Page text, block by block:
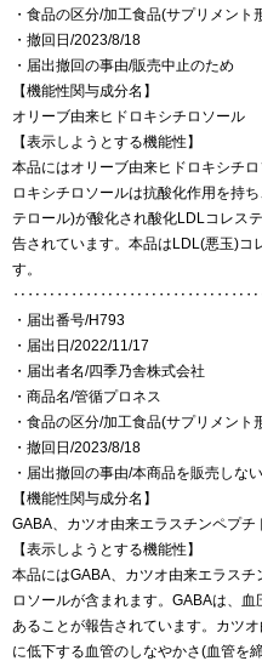
・食品の区分/加工食品(サプリメント
・撤回日/2023/8/18
・届出撤回の事由/販売中止のため
【機能性関与成分名】
オリーブ由来ヒドロキシチロソール
【表示しようとする機能性】
本品にはオリーブ由来ヒドロキシチ
ロキシチロソールは抗酸化作用を持
テロール)が酸化され酸化LDLコレス
告されています。本品はLDL(悪玉)コ
す。
・届出番号/H793
・届出日/2022/11/17
・届出者名/四季乃舎株式会社
・商品名/管循プロネス
・食品の区分/加工食品(サプリメント
・撤回日/2023/8/18
・届出撤回の事由/本商品を販売しな
【機能性関与成分名】
GABA、カツオ由来エラスチンペプ
【表示しようとする機能性】
本品にはGABA、カツオ由来エラス
ロソールが含まれます。GABAは、
あることが報告されています。カツ
に低下する血管のしなやかさ(血管を